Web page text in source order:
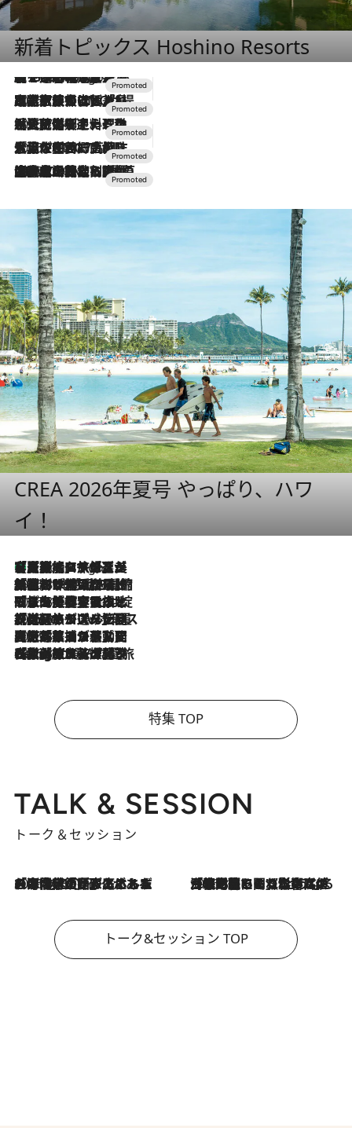
新着トピックス Hoshino Resorts
2 Hours Ago
【トンボの足水浴】ヒノキの香りに包まれて涼感マックス！約13℃の湧水かけ流しを避暑地「星野温泉 トンボの湯」で体験
2026.7.31
【ホテル帰省】という選択肢をOMOが提案。家族とほどよい距離を保つには「昼は実家、夜は気兼ねなくホテルで！」
2026.7.24
【夏限定ディナーコース】旬を迎える稚鮎や花ズッキーニなどをイタリア・トスカーナの郷土料理の手法で満喫！
2026.7.17
「土佐和ハーブかき氷」がOMO7高知に登場！生姜、山椒、大葉など目にも舌にも涼を呼ぶ郷土の味
2026.7.10
NEW OPEN！【界 草津】名湯の地に誕生。趣の異なる2種の温泉と上州ならではの会席・蕎麦割烹など美食を味わう究極の癒やし旅
CREA 2026年夏号 やっぱり、ハワ
イ！
4 Hours Ago
【厳選旅コスメ】「多機能アイテムがメイン！」旅好き美容エディターが選んだ夏旅ベストコスメを発表【Mサイズジップ】
2026.8.6
「荷物が増えるほど旅ストレスは増す」美容ジャーナリストがたどり着いた最終結論。“化粧品を劇的に減らす”感動の凝縮美容とは
2026.8.6
「旅先には金髪ウィッグを持参」日本と同じメイクでは損してる!? 美容ジャーナリストが提案する“掟破りの旅美容”とは
2026.8.6
【厳選旅コスメ】「身軽さ＆UV対策重視！」ヘアアーティストshucoが選んだ夏旅ベストコスメを発表【Mサイズジップ】
2026.8.5
【厳選旅コスメ】国内をあちこち移動する河井菜摘が選んだ夏旅ベストコスメ発表！「リラックスアイテムはマスト」【Mサイズジップ】
2026.8.4
【厳選旅コスメ】「紫外線＆乾燥対策しながらメイク感も！」ヘア＆メイクGeorgeが選んだ夏旅ベストコスメを発表！【Mサイズジップ】
特集 TOP
TALK & SESSION
トーク＆セッション
2026.8.3
「今後値上げがあるとすれば…」「リスクがあるのは今年の冬」エネルギー専門家が語る、ホルムズ海峡封鎖が家庭にもたらす“ある心配” 2026.8.3
「住宅建てられない…」「サーチャージ料の高値が続いている」ホルムズ海峡封鎖による影響はいつまで続く？《エネルギー専門家に聞く“どうなる日本の暮らし”》
トーク&セッション TOP